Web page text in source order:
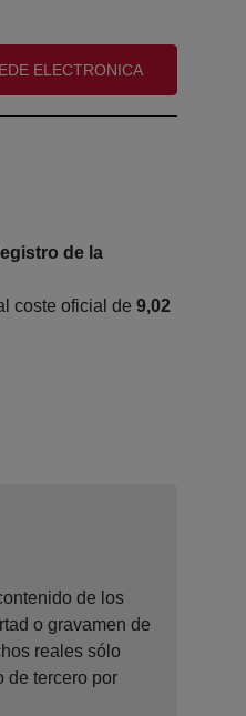
en nueva ventana)
ELECTRONICA
de la
coste oficial de 9,02
de los
o gravamen de
reales sólo
de tercero por